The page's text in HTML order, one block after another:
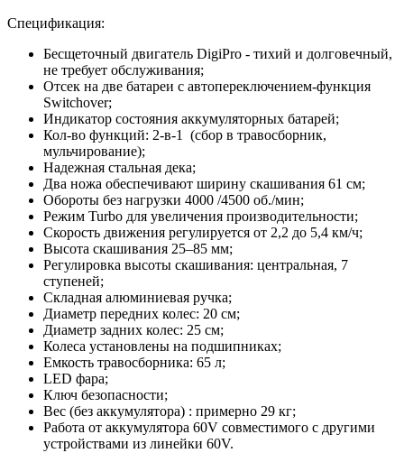
Спецификация:
Бесщеточный двигатель DigiPro - тихий и долговечный,
не требует обслуживания;
Отсек на две батареи с автопереключением-функция
Switchover;
Индикатор состояния аккумуляторных батарей;
Кол-во функций: 2-в-1 (сбор в травосборник,
мульчирование);
Надежная стальная дека;
Два ножа обеспечивают ширину скашивания 61 см;
Обороты без нагрузки 4000 /4500 об./мин;
Режим Turbo для увеличения производительности;
Скорость движения регулируется от 2,2 до 5,4 км/ч;
Высота скашивания 25–85 мм;
Регулировка высоты скашивания: центральная, 7
ступеней;
Складная алюминиевая ручка;
Диаметр передних колес: 20 см;
Диаметр задних колес: 25 см;
Колеса установлены на подшипниках;
Емкость травосборника: 65 л;
LED фара;
Ключ безопасности;
Вес (без аккумулятора) : примерно 29 кг;
Работа от аккумулятора 60V совместимого с другими
устройствами из линейки 60V.